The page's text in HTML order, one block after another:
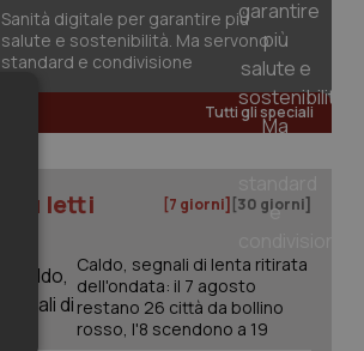
Sanità digitale per garantire più
salute e sostenibilità. Ma servono
standard e condivisione
Tutti gli speciali
I più letti [7 giorni] [30 giorni]
Caldo, segnali di lenta ritirata
dell'ondata: il 7 agosto
restano 26 città da bollino
rosso, l'8 scendono a 19